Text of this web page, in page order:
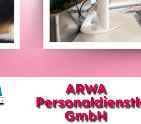
ARWA
GmbH